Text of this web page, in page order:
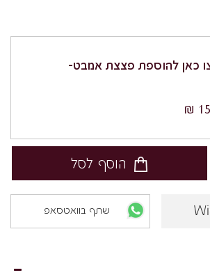
כאן להוספת פצצת אמבט-
הוסף לסל
שתף בוואטסאפ